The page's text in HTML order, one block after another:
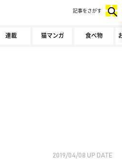
連載 猫マンガ 食べ物
記事をさがす
2019/04/08 UP DATE